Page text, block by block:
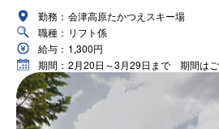
勤務： 会津高原たかつえスキー場
職種： リフト係
給与： 1,300円
期間： 2月20日～3月29日まで 期間は